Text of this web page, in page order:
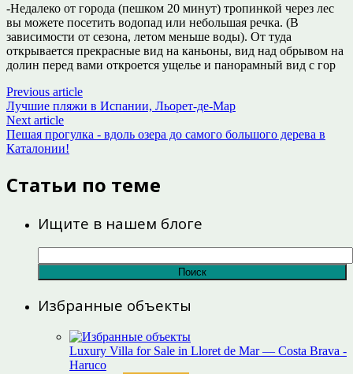
-Недалеко от города (пешком 20 минут) тропинкой через лес
вы можете посетить водопад или небольшая речка. (В
зависимости от сезона, летом меньше воды). От туда
открывается прекрасные вид на каньоны, вид над обрывом на
долин перед вами откроется ущелье и панорамный вид с гор
Previous article
Лучшие пляжи в Испании, Льорет-де-Мар
Next article
Пешая прогулка - вдоль озера до самого большого дерева в
Каталонии!
Статьи по теме
Ищите в нашем блоге
Избранные объекты
Luxury Villa for Sale in Lloret de Mar — Costa Brava -
Haruco